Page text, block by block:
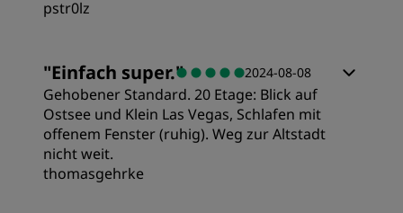
pstr0lz
Preis/Leistung
Schlafqualität
"Einfach super." 2024-08-08
Gehobener Standard. 20 Etage: Blick auf
Ostsee und Klein Las Vegas, Schlafen mit
offenem Fenster (ruhig). Weg zur Altstadt
nicht weit.
thomasgehrke